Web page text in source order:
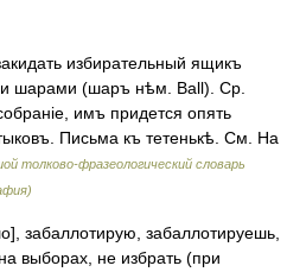
избирательный ящикъ
шарами (шаръ нѣм. Ball). Ср.
имъ придется опять
Письма къ тетенькѣ. См. На
толково-фразеологический словарь
забаллотирую, забаллотируешь,
выборах, не избрать (при